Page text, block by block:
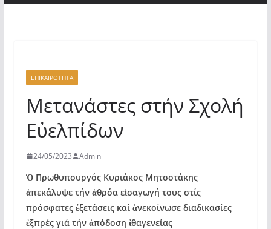
ΕΠΙΚΑΙΡΟΤΗΤΑ
Μετανάστες στήν Σχολή
Εὐελπίδων
24/05/2023 Admin
Ὁ Πρωθυπουργός Κυριάκος Μητσοτάκης
ἀπεκάλυψε τήν ἀθρόα εἰσαγωγή τους στίς
πρόσφατες ἐξετάσεις καί ἀνεκοίνωσε διαδικασίες
ἐξπρές γιά τήν ἀπόδοση ἰθαγενείας